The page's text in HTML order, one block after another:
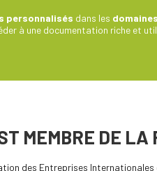
personnalisés dans les
à une documentation riche et
MEMBRE DE
des Entreprises